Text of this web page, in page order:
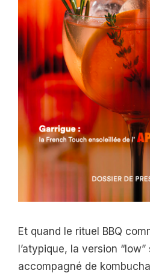
Et quand le rituel BBQ
l’atypique, la version “low”
accompagné de